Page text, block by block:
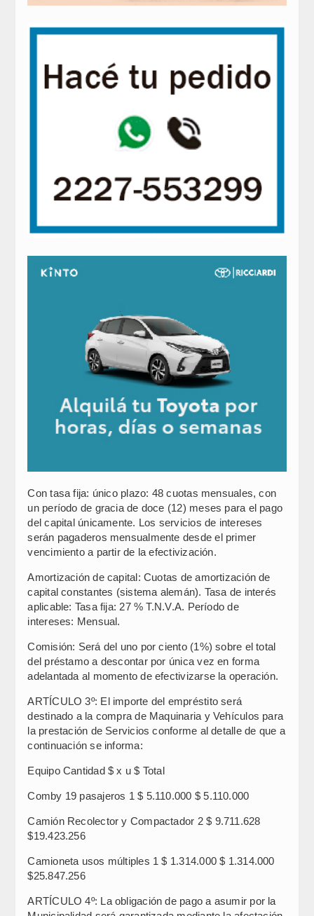
Con tasa fija: único plazo: 48 cuotas mensuales, con
un período de gracia de doce (12) meses para el pago
del capital únicamente. Los servicios de intereses
serán pagaderos mensualmente desde el primer
vencimiento a partir de la efectivización.
Amortización de capital: Cuotas de amortización de
capital constantes (sistema alemán). Tasa de interés
aplicable: Tasa fija: 27 % T.N.V.A. Período de
intereses: Mensual.
Comisión: Será del uno por ciento (1%) sobre el total
del préstamo a descontar por única vez en forma
adelantada al momento de efectivizarse la operación.
ARTÍCULO 3º: El importe del empréstito será
destinado a la compra de Maquinaria y Vehículos para
la prestación de Servicios conforme al detalle de que a
continuación se informa:
Equipo Cantidad $ x u $ Total
Comby 19 pasajeros 1 $ 5.110.000 $ 5.110.000
Camión Recolector y Compactador 2 $ 9.711.628
$19.423.256
Camioneta usos múltiples 1 $ 1.314.000 $ 1.314.000
$25.847.256
ARTÍCULO 4º: La obligación de pago a asumir por la